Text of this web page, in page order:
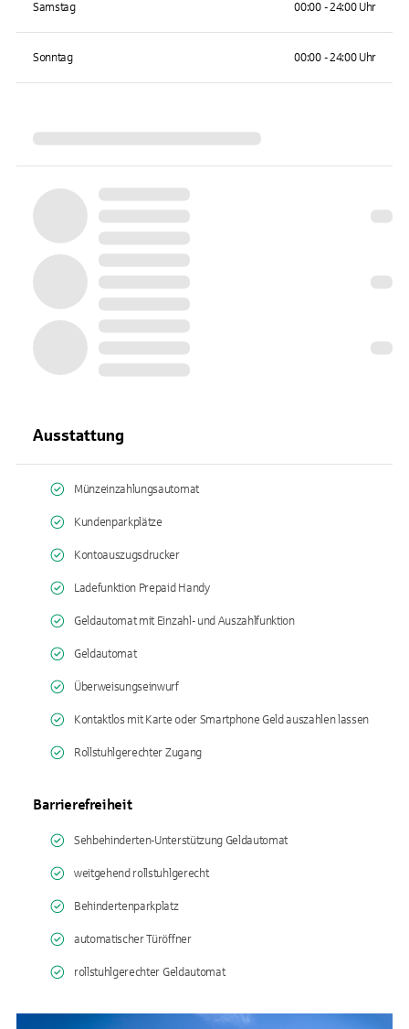
Samstag 00:00 - 24:00 Uhr
Sonntag 00:00 - 24:00 Uhr
Ausstattung
Münzeinzahlungsautomat
Kundenparkplätze
Kontoauszugsdrucker
Ladefunktion Prepaid Handy
Geldautomat mit Einzahl- und Auszahlfunktion
Geldautomat
Überweisungseinwurf
Kontaktlos mit Karte oder Smartphone Geld auszahlen lassen
Rollstuhlgerechter Zugang
Barrierefreiheit
Sehbehinderten-Unterstützung Geldautomat
weitgehend rollstuhlgerecht
Behindertenparkplatz
automatischer Türöffner
rollstuhlgerechter Geldautomat